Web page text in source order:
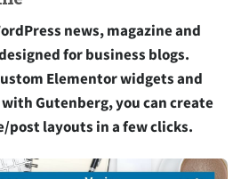
news, magazine and
for business blogs.
Elementor widgets and
Gutenberg, you can create
post layouts in a few clicks.